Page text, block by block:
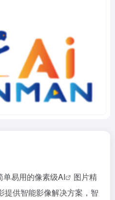
易用的像素级AI
图片精
提供智能影像解决方案，智